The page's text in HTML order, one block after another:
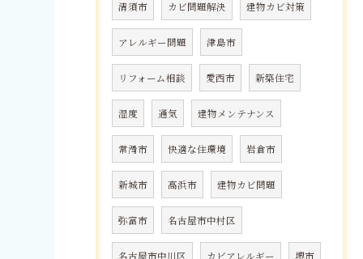
清須市 カビ問題解決 建物カビ対策
アレルギー問題 津島市
リフォーム相談 愛西市 新築住宅
湿度 通気 建物メンテナンス
常滑市 快適な住環境 岩倉市
新城市 高浜市 建物カビ問題
弥富市 名古屋市中村区
名古屋市中川区 カビアレルギー 堺市